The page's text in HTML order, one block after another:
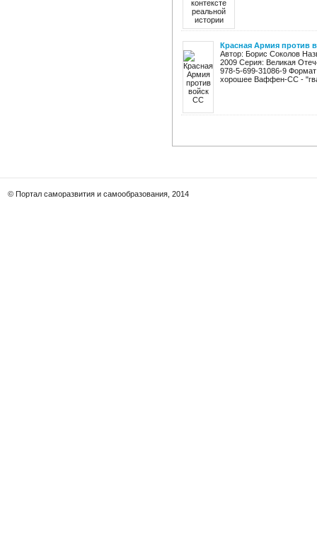
Красная Армия против
Автор: Борис Соколов
2009 Серия: Великая
978-5-699-31086-9
хорошее Ваффен-СС -
© Портал саморазвития и самообразования, 2014